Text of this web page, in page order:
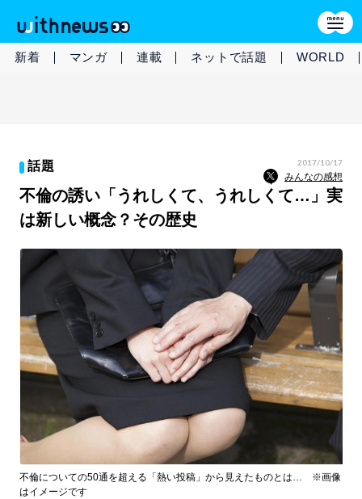
新着 マンガ 連載 ネットで話題 WORLD
話題 2017/10/17
みんなの感想
不倫の誘い「うれしくて、うれしくて…」実
は新しい概念？その歴史
不倫についての50通を超える「熱い投稿」から見えたものとは… ※画像
はイメージです